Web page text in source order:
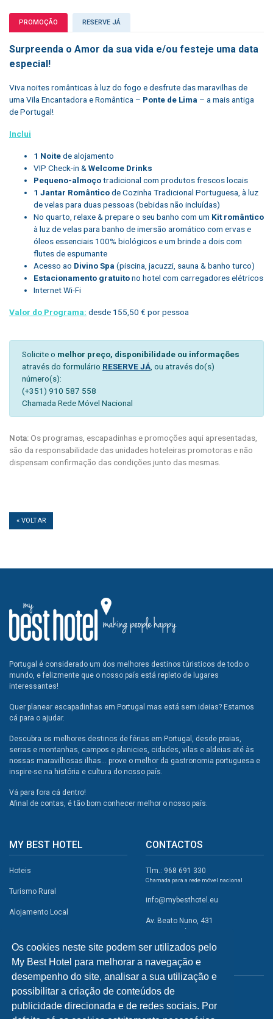
Os cookies neste site podem ser utilizados pelo
My Best Hotel para melhorar a navegação e
desempenho do site, analisar a sua utilização e
possibilitar a criação de conteúdos de
publicidade direcionada e de redes sociais. Por
PROMOÇÃO RESERVE JÁ
Surpreenda o Amor da sua vida e/ou festeje uma data
especial!
Viva noites românticas à luz do fogo e desfrute das maravilhas de
uma Vila Encantadora e Romântica – Ponte de Lima – a mais antiga
de Portugal!
Inclui
1 Noitede alojamento
VIP Check-in & Welcome Drinks
Pequeno-almoçotradicional com produtos frescos locais
1 Jantar Românticode Cozinha Tradicional Portuguesa, à luz
de velas para duas pessoas (bebidas não incluídas)
No quarto, relaxe & prepare o seu banho com um Kit romântico
à luz de velas para banho de imersão aromático com ervas e
óleos essenciais 100% biológicos e um brinde a dois com
flutes de espumante
Acesso ao Divino Spa (piscina, jacuzzi, sauna & banho turco)
Estacionamento gratuitono hotel com carregadores elétricos
Internet Wi-Fi
Valor do Programa: desde 155,50 € por pessoa
Solicite o melhor preço, disponibilidade ou informações
através do formulário RESERVE JÁ , ou através do(s)
número(s):
(+351) 910 587 558
Chamada Rede Móvel Nacional
Nota:Os programas, escapadinhas e promoções aqui apresentadas,
são da responsabilidade das unidades hoteleiras promotoras e não
dispensam confirmação das condições junto das mesmas.
« VOLTAR
Portugal é considerado um dos melhores destinos túristicos de todo o
mundo, e felizmente que o nosso país está repleto de lugares
interessantes!
Quer planear escapadinhas em Portugal mas está sem ideias? Estamos
cá para o ajudar.
Descubra os melhores destinos de férias em Portugal, desde praias,
serras e montanhas, campos e planicies, cidades, vilas e aldeias até às
nossas maravilhosas ilhas... prove o melhor da gastronomia portuguesa e
inspire-se na história e cultura do nosso país.
Vá para fora cá dentro!
Afinal de contas, é tão bom conhecer melhor o nosso país.
MY BEST HOTEL
Hoteis
Turismo Rural
Alojamento Local
Campismo
Atividades
Restaurantes
A Visitar
CONTACTOS
Tlm.: 968 691 330
Chamada para a rede móvel nacional
info@mybesthotel.eu
Av. Beato Nuno, 431
2495-401 Fátima
REDES SOCIAIS